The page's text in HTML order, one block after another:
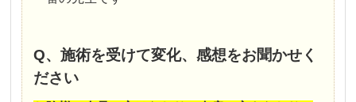
Q、施術を受けて変化、感想をお聞かせく
ださい